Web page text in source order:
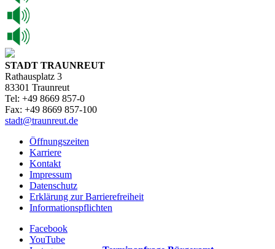
STADT TRAUNREUT
Rathausplatz 3
83301 Traunreut
Tel: +49 8669 857-0
Fax: +49 8669 857-100
stadt@traunreut.de
Öffnungszeiten
Karriere
Kontakt
Impressum
Datenschutz
Erklärung zur Barrierefreiheit
Informationspflichten
Facebook
YouTube